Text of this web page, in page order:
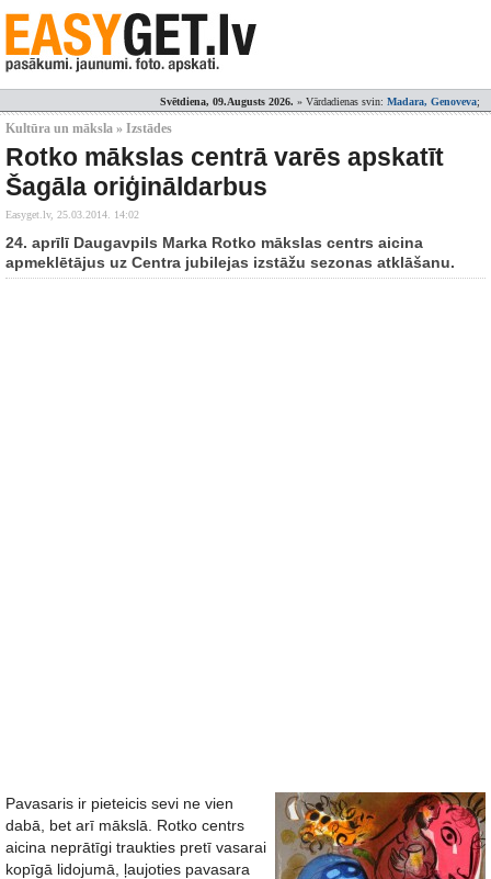
Svētdiena, 09.Augusts 2026. » Vārdadienas svin: Madara, Genoveva;
Kultūra un māksla » Izstādes
Rotko mākslas centrā varēs apskatīt
Šagāla oriģināldarbus
Easyget.lv, 25.03.2014. 14:02
24. aprīlī Daugavpils Marka Rotko mākslas centrs aicina
apmeklētājus uz Centra jubilejas izstāžu sezonas atklāšanu.
Pavasaris ir pieteicis sevi ne vien
dabā, bet arī mākslā. Rotko centrs
aicina neprātīgi traukties pretī vasarai
kopīgā lidojumā, ļaujoties pavasara